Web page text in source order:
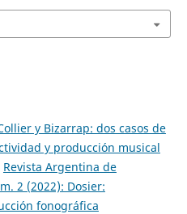
y Bizarrap: dos casos de
y producción musical
Revista Argentina de
2 (2022): Dosier:
fonográfica